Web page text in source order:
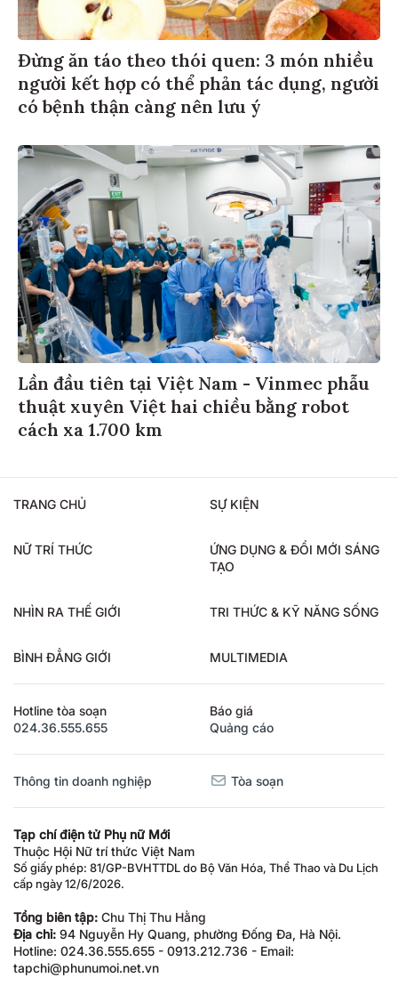
Đừng ăn táo theo thói quen: 3 món nhiều
người kết hợp có thể phản tác dụng, người
có bệnh thận càng nên lưu ý
Lần đầu tiên tại Việt Nam - Vinmec phẫu
thuật xuyên Việt hai chiều bằng robot
cách xa 1.700 km
TRANG CHỦ SỰ KIỆN
NỮ TRÍ THỨC
ỨNG DỤNG & ĐỔI MỚI SÁNG
TẠO
NHÌN RA THẾ GIỚI TRI THỨC & KỸ NĂNG SỐNG
BÌNH ĐẲNG GIỚI MULTIMEDIA
Hotline tòa soạn
024.36.555.655
Báo giá
Quảng cáo
Thông tin doanh nghiệp Tòa soạn
Tạp chí điện tử Phụ nữ Mới
Thuộc Hội Nữ trí thức Việt Nam
Số giấy phép: 81/GP-BVHTTDL do Bộ Văn Hóa, Thể Thao và Du Lịch
cấp ngày 12/6/2026.
Tổng biên tập: Chu Thị Thu Hằng
Địa chỉ: 94 Nguyễn Hy Quang, phường Đống Đa, Hà Nội.
Hotline: 024.36.555.655 - 0913.212.736 - Email:
tapchi@phunumoi.net.vn